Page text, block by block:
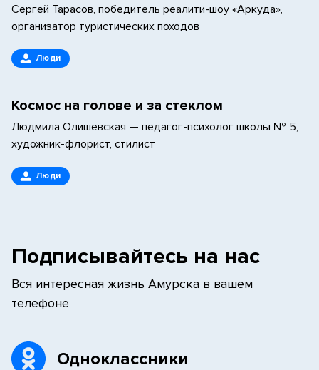
Сергей Тарасов, победитель реалити-шоу «Аркуда»,
организатор туристических походов
Люди
Космос на голове и за стеклом
Людмила Олишевская — педагог-психолог школы № 5,
художник-флорист, стилист
Люди
Подписывайтесь на нас
Вся интересная жизнь Амурска в вашем
телефоне
Одноклассники